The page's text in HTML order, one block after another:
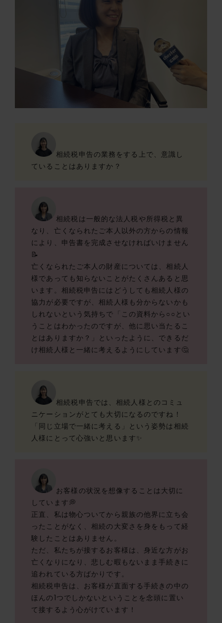
相続税申告の業務をする上で、意識し
ていることはありますか？
相続税は一般的な法人税や所得税と異
なり、亡くなられたご本人以外の方からの情報
により、申告書を完成させなければいけません
📝
亡くなられたご本人の財産については、相続人
様であっても知らないことがたくさんあると思
います。相続税申告にはどうしても相続人様の
協力が必要ですが、相続人様も分からないかも
しれないという気持ちで「この資料から○○とい
うことはわかったのですが、他に思い当たるこ
とはありますか？」といったように、できるだ
け相続人様と一緒に考えるようにしています🤔
相続税申告では、相続人様とのコミュ
ニケーションがとても大切になるのですね！
「同じ立場で一緒に考える」という姿勢は相続
人様にとって心強いと思います✨
お客様の状況を想像することは大切に
しています💭️
正直、私は物心ついてから親族の他界に立ち会
ったことがなく、相続の大変さを身をもって経
験したことはありません。
ただ、私たちが接するお客様は、身近な方がお
亡くなりになり、悲しむ暇もないまま手続きに
追われている方ばかりです。
相続税申告は、お客様が直面する手続きの中の
ほんの1つでしかないということを念頭に置い
て接するよう心がけています！